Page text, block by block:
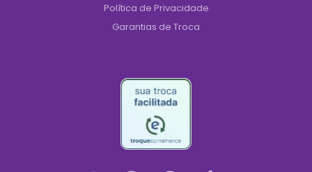
Política de Privacidade
Garantias de Troca